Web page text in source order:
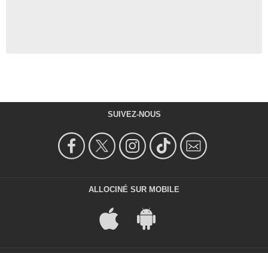
SUIVEZ-NOUS
ALLOCINÉ SUR MOBILE